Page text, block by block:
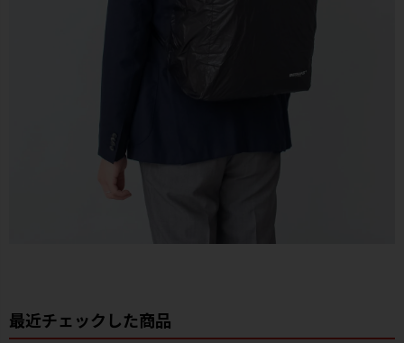
最近チェックした商品